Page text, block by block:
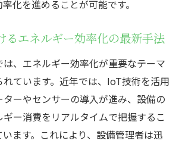
資源活用による従業員の意識改革
な未来に向けた取り組み
型の設備管理がもたらすイメージ
能資源の使用がもたらす社会的責任
化を進めることが可能です。
るエネルギー効率化の最新手法
、エネルギー効率化が重要なテーマ
れています。近年では、IoT技術を活用
ターやセンサーの導入が進み、設備の
ー消費をリアルタイムで把握するこ
ます。これにより、設備管理者は迅